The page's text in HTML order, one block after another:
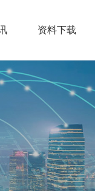
资料下载